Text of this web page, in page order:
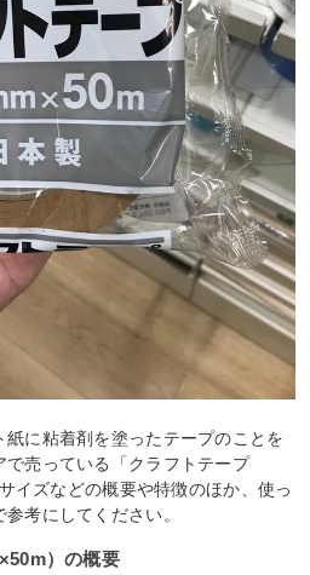
に粘着剤を塗ったテープのことを
売っている「クラフトテープ
イズなどの概要や特徴のほか、使っ
考にしてください。
）の概要